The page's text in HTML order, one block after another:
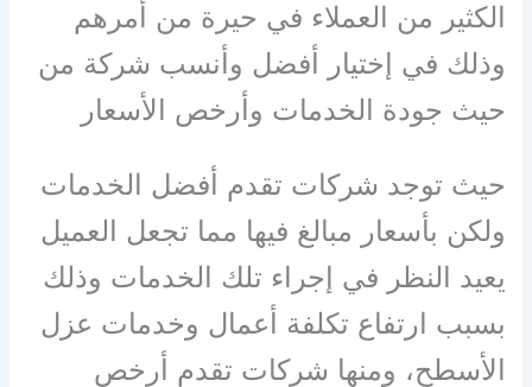
الكثير من العملاء في حيرة من أمرهم
وذلك في إختيار أفضل وأنسب شركة من
حيث جودة الخدمات وأرخص الأسعار
حيث توجد شركات تقدم أفضل الخدمات
ولكن بأسعار مبالغ فيها مما تجعل العميل
يعيد النظر في إجراء تلك الخدمات وذلك
بسبب ارتفاع تكلفة أعمال وخدمات عزل
الأسطح، ومنها شركات تقدم أرخص